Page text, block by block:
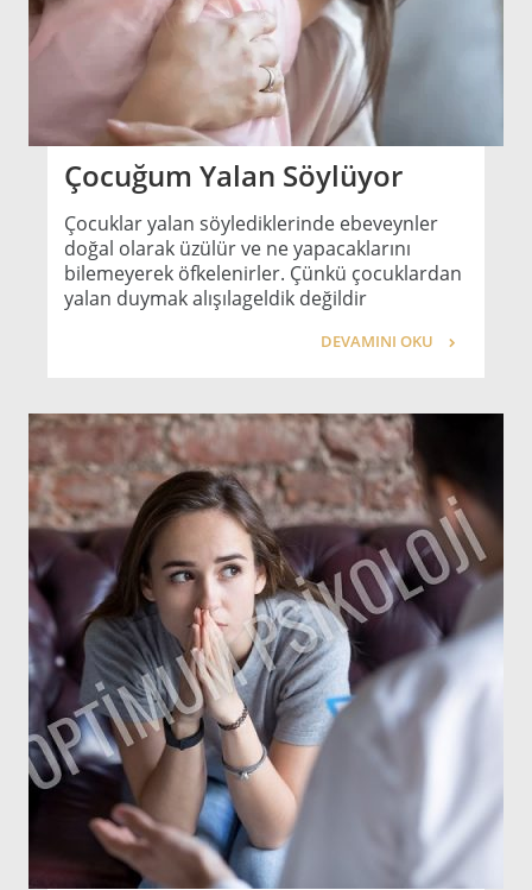
Çocuğum Yalan Söylüyor
Çocuklar yalan söylediklerinde ebeveynler
doğal olarak üzülür ve ne yapacaklarını
bilemeyerek öfkelenirler. Çünkü çocuklardan
yalan duymak alışılageldik değildir
DEVAMINI OKU